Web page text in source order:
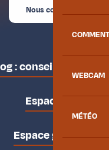
WEBCAM
MÉTÉO
Nous contacter
: conseils des locaux
Espace pro
Espace groupes